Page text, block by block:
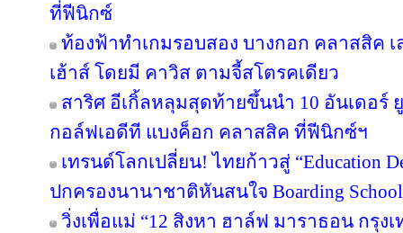
ที่ฟีนิกซ์
ท้องฟ้าทำเกมรอบสอง บางกอก คลาสสิค
เฮ้าส์ โดยมี คาวิส ตามจี้สโตรคเดียว
สาริศ อีเกิ้ลหลุมสุดท้ายขึ้นนำ 10 อันเดอร์
กอล์ฟเอดีที แบงค็อก คลาสสิค ที่ฟีนิกซ์ฯ
เทรนด์โลกเปลี่ยน! ไทยก้าวสู่ “Education
ปกครองนานาชาติหันสนใจ Boarding
วิ่งเพื่อแม่ “12 สิงหา ฮาล์ฟ มาราธอน กรุง